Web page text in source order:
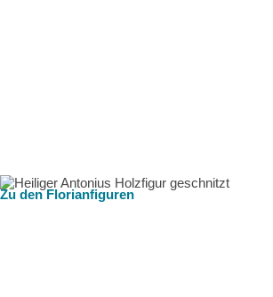
Zu den Florianfiguren